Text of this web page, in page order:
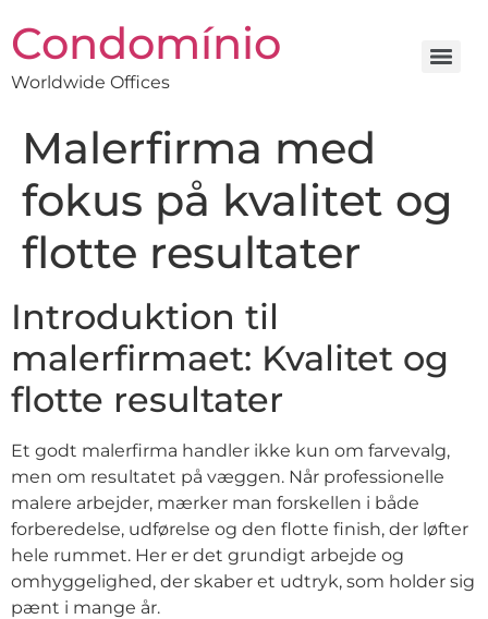
Condomínio
Worldwide Offices
Malerfirma med
fokus på kvalitet og
flotte resultater
Introduktion til
malerfirmaet: Kvalitet og
flotte resultater
Et godt malerfirma handler ikke kun om farvevalg,
men om resultatet på væggen. Når professionelle
malere arbejder, mærker man forskellen i både
forberedelse, udførelse og den flotte finish, der løfter
hele rummet. Her er det grundigt arbejde og
omhyggelighed, der skaber et udtryk, som holder sig
pænt i mange år.